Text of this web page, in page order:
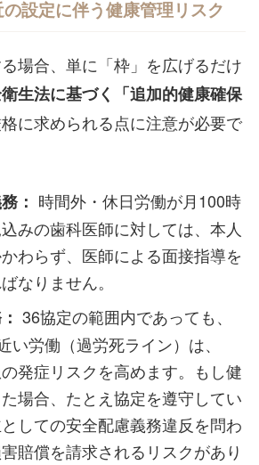
の設定に伴う健康管理リスク
場合、単に「枠」を広げるだけ
生法に基づく「追加的健康確保
に求められる点に注意が必要で
： 時間外・休日労働が月100時
みの歯科医師に対しては、本人
わらず、医師による面接指導を
なりません。
36協定の範囲内であっても、
い労働（過労死ライン）は、
発症リスクを高めます。もし健
場合、たとえ協定を遵守してい
しての安全配慮義務違反を問わ
賠償を請求されるリスクがあり